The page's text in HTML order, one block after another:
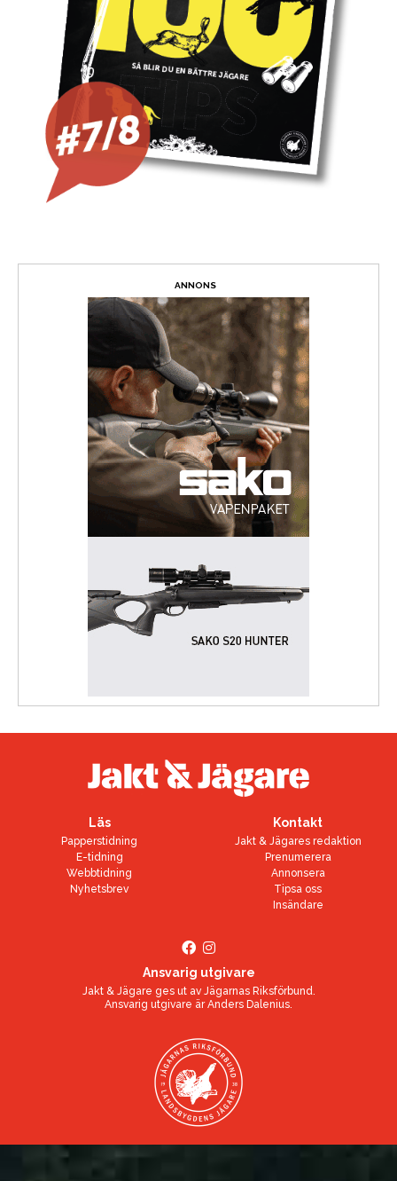
ANNONS
Läs
Papperstidning
E-tidning
Webbtidning
Nyhetsbrev
Kontakt
Jakt & Jägares redaktion
Prenumerera
Annonsera
Tipsa oss
Insändare
Ansvarig utgivare
Jakt & Jägare ges ut av Jägarnas Riksförbund.
Ansvarig utgivare ärAnders Dalenius.